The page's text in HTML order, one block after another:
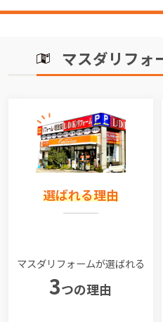
マスダリフォ
選ばれる理由
マスダリフォームが選ばれる
3つの理由